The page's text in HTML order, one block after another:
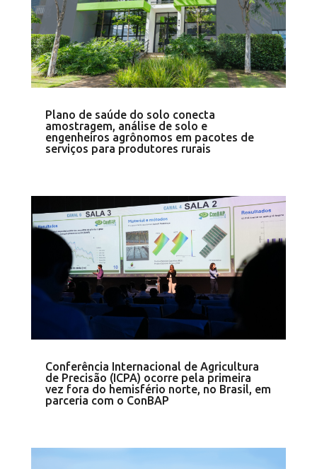
Plano de saúde do solo conecta
amostragem, análise de solo e
engenheiros agrônomos em pacotes de
serviços para produtores rurais
Conferência Internacional de Agricultura
de Precisão (ICPA) ocorre pela primeira
vez fora do hemisfério norte, no Brasil, em
parceria com o ConBAP